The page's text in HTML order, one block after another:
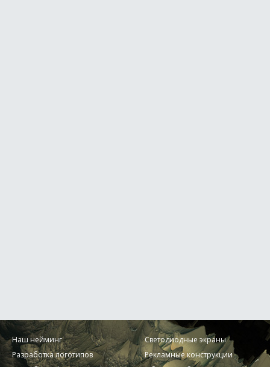
Наш нейминг
Разработка логотипов
Светодиодные экраны
Рекламные конструкции